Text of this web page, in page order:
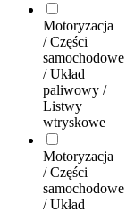
Motoryzacja
/ Części
samochodowe
/ Układ
paliwowy /
Listwy
wtryskowe
Motoryzacja
/ Części
samochodowe
/ Układ